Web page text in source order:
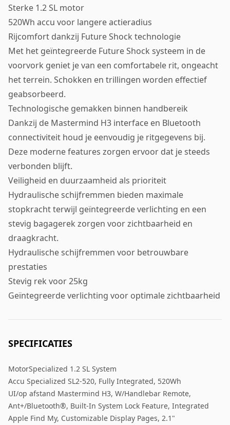
Sterke 1.2 SL motor
520Wh accu voor langere actieradius
Rijcomfort dankzij Future Shock technologie
Met het geïntegreerde Future Shock systeem in de
voorvork geniet je van een comfortabele rit, ongeacht
het terrein. Schokken en trillingen worden effectief
geabsorbeerd.
Technologische gemakken binnen handbereik
Dankzij de Mastermind H3 interface en Bluetooth
connectiviteit houd je eenvoudig je ritgegevens bij.
Deze moderne features zorgen ervoor dat je steeds
verbonden blijft.
Veiligheid en duurzaamheid als prioriteit
Hydraulische schijfremmen bieden maximale
stopkracht terwijl geïntegreerde verlichting en een
stevig bagagerek zorgen voor zichtbaarheid en
draagkracht.
Hydraulische schijfremmen voor betrouwbare
prestaties
Stevig rek voor 25kg
Geïntegreerde verlichting voor optimale zichtbaarheid
SPECIFICATIES
MotorSpecialized 1.2 SL System
Accu Specialized SL2-520, Fully Integrated, 520Wh
UI/op afstand Mastermind H3, W/Handlebar Remote,
Ant+/Bluetooth®, Built-In System Lock Feature, Integrated
Apple Find My, Customizable Display Pages, 2.1"